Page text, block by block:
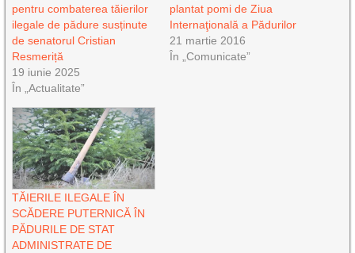
pentru combaterea tăierilor
ilegale de pădure susținute
de senatorul Cristian
Resmeriță
19 iunie 2025
În „Actualitate”
plantat pomi de Ziua
Internaţională a Pădurilor
21 martie 2016
În „Comunicate”
TĂIERILE ILEGALE ÎN
SCĂDERE PUTERNICĂ ÎN
PĂDURILE DE STAT
ADMINISTRATE DE